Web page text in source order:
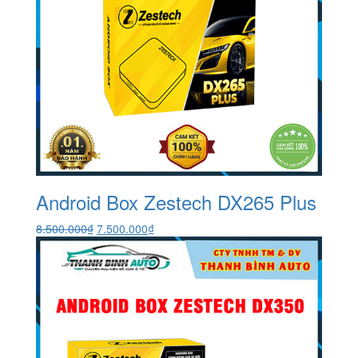
Android Box Zestech DX265 Plus
8.500.000₫ Giá
gốc
là:
8.500.000₫.
7.500.000₫Giá
hiện
tại